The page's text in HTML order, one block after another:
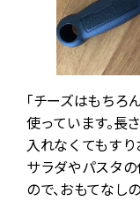
「チーズはもちろ
使っています。長
入れなくてもす
サラダやパスタ
ので、おもてなし